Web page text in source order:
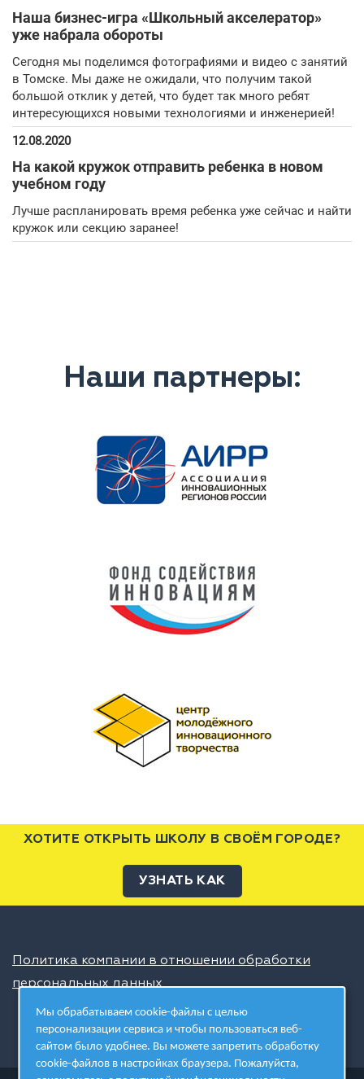
Наша бизнес-игра «Школьный акселератор»
уже набрала обороты
Сегодня мы поделимся фотографиями и видео с занятий
в Томске. Мы даже не ожидали, что получим такой
большой отклик у детей, что будет так много ребят
интересующихся новыми технологиями и инженерией!
12.08.2020
На какой кружок отправить ребенка в новом
учебном году
Лучше распланировать время ребенка уже сейчас и найти
кружок или секцию заранее!
Наши партнеры:
ХОТИТЕ ОТКРЫТЬ ШКОЛУ В СВОЁМ ГОРОДЕ?
УЗНАТЬ КАК
Политика компании в отношении обработки
персональных данных
Мы обрабатываем cookie-файлы с целью
персонализации сервиса и чтобы пользоваться веб-
сайтом было удобнее. Вы можете запретить обработку
cookie-файлов в настройках браузера. Пожалуйста,